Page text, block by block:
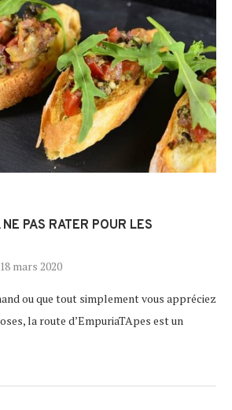
PAS RATER POUR LES
18 mars 2020
ou que tout simplement vous appréciez
la route d’EmpuriaTApes est un